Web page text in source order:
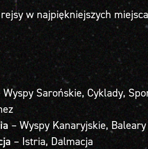
w najpiękniejszych
Sarońskie, Cyklady,
– Wyspy Kanaryjskie, Baleary
– Istria, Dalmacja